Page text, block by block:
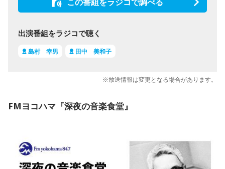
この番組をラジコで調べる
出演番組をラジコで聴く
島村 幸男 田中 美和子
※放送情報は変更となる場合があります。
FMヨコハマ『深夜の音楽食堂』